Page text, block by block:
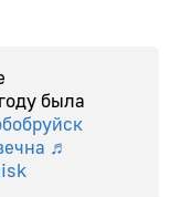
была
♬